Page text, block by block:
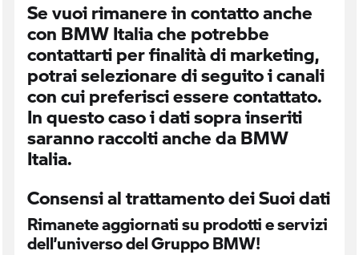
Se vuoi rimanere in contatto anche
con BMW Italia che potrebbe
contattarti per finalità di marketing,
potrai selezionare di seguito i canali
con cui preferisci essere contattato.
In questo caso i dati sopra inseriti
saranno raccolti anche da BMW
Italia.
Consensi al trattamento dei Suoi dati
Rimanete aggiornati su prodotti e servizi
dell’universo del Gruppo BMW!